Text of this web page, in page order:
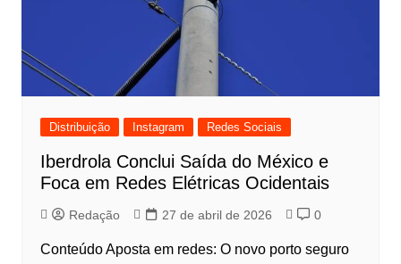
Distribuição Instagram Redes Sociais
Iberdrola Conclui Saída do México e
Foca em Redes Elétricas Ocidentais
Redação 27 de abril de 2026 0
Conteúdo Aposta em redes: O novo porto seguro